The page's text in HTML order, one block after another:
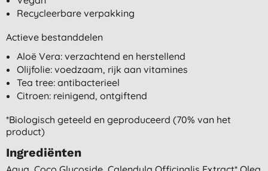
Recycleerbare verpakking
Actieve bestanddelen
Aloë Vera: verzachtend en herstellend
Olijfolie: voedzaam, rijk aan vitamines
Tea tree: antibacterieel
Citroen: reinigend, ontgiftend
*Biologisch geteeld en geproduceerd (70% van het
product)
Ingrediënten